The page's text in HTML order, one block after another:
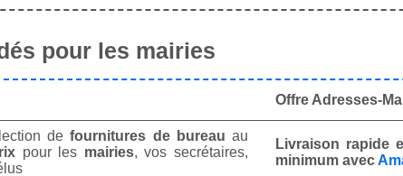
pour les mairies
Offre Adresses-
defournitures de bureau au
pour les mairies, vos secrétaires,
Livraison rapide
minimum avec